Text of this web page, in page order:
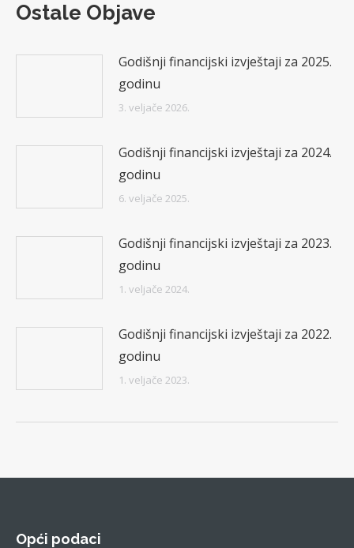
Ostale Objave
Godišnji financijski izvještaji za 2025.
godinu
3. veljače 2026.
Godišnji financijski izvještaji za 2024.
godinu
6. veljače 2025.
Godišnji financijski izvještaji za 2023.
godinu
1. veljače 2024.
Godišnji financijski izvještaji za 2022.
godinu
1. veljače 2023.
Opći podaci